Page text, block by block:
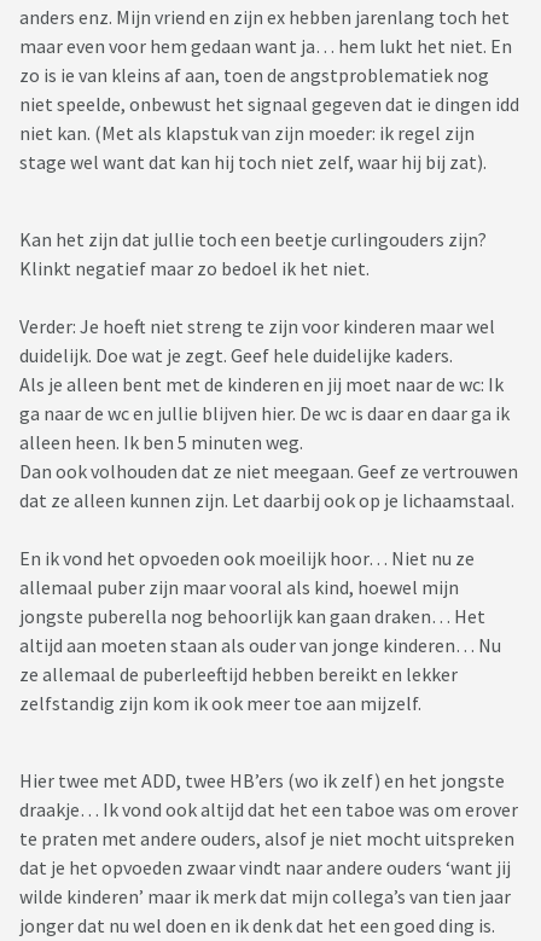
anders enz. Mijn vriend en zijn ex hebben jarenlang toch het
maar even voor hem gedaan want ja… hem lukt het niet. En
zo is ie van kleins af aan, toen de angstproblematiek nog
niet speelde, onbewust het signaal gegeven dat ie dingen idd
niet kan. (Met als klapstuk van zijn moeder: ik regel zijn
stage wel want dat kan hij toch niet zelf, waar hij bij zat).
Kan het zijn dat jullie toch een beetje curlingouders zijn?
Klinkt negatief maar zo bedoel ik het niet.
Verder: Je hoeft niet streng te zijn voor kinderen maar wel
duidelijk. Doe wat je zegt. Geef hele duidelijke kaders.
Als je alleen bent met de kinderen en jij moet naar de wc: Ik
ga naar de wc en jullie blijven hier. De wc is daar en daar ga ik
alleen heen. Ik ben 5 minuten weg.
Dan ook volhouden dat ze niet meegaan. Geef ze vertrouwen
dat ze alleen kunnen zijn. Let daarbij ook op je lichaamstaal.
En ik vond het opvoeden ook moeilijk hoor… Niet nu ze
allemaal puber zijn maar vooral als kind, hoewel mijn
jongste puberella nog behoorlijk kan gaan draken… Het
altijd aan moeten staan als ouder van jonge kinderen… Nu
ze allemaal de puberleeftijd hebben bereikt en lekker
zelfstandig zijn kom ik ook meer toe aan mijzelf.
Hier twee met ADD, twee HB’ers (wo ik zelf) en het jongste
draakje… Ik vond ook altijd dat het een taboe was om erover
te praten met andere ouders, alsof je niet mocht uitspreken
dat je het opvoeden zwaar vindt naar andere ouders ‘want jij
wilde kinderen’ maar ik merk dat mijn collega’s van tien jaar
jonger dat nu wel doen en ik denk dat het een goed ding is.